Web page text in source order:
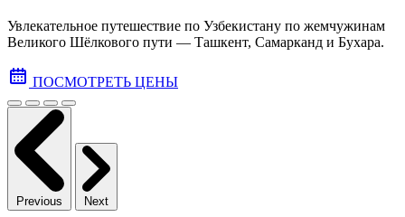
Увлекательное путешествие по Узбекистану по жемчужинам
Великого Шёлкового пути — Ташкент, Самарканд и Бухара.
ПОСМОТРЕТЬ ЦЕНЫ
Previous Next